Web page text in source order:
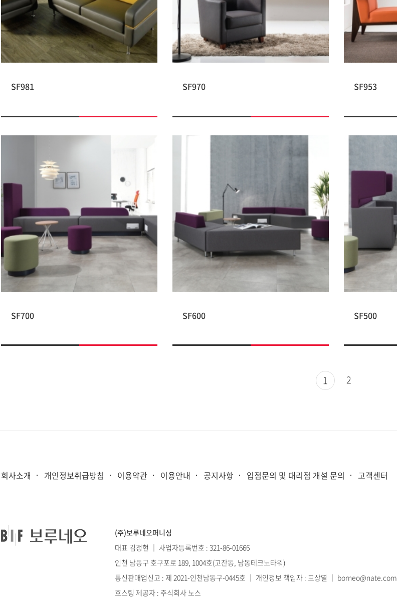
SF981 SF970 SF953
SF700 SF600 SF500
1 2
회사소개 개인정보취급방침 이용약관 이용안내 공지사항 입점문의 및 대리점 개설 문의 고객센터
(주)보루네오퍼니싱
대표 김정현 ｜ 사업자등록번호 : 321-86-01666
인천 남동구 호구포로 189, 1004호(고잔동, 남동테크노타워)
통신판매업신고 : 제 2021-인천남동구-0445호 ｜ 개인정보 책임자 : 표상열 ｜ borneo@nate.com
호스팅 제공자 : 주식회사 노스